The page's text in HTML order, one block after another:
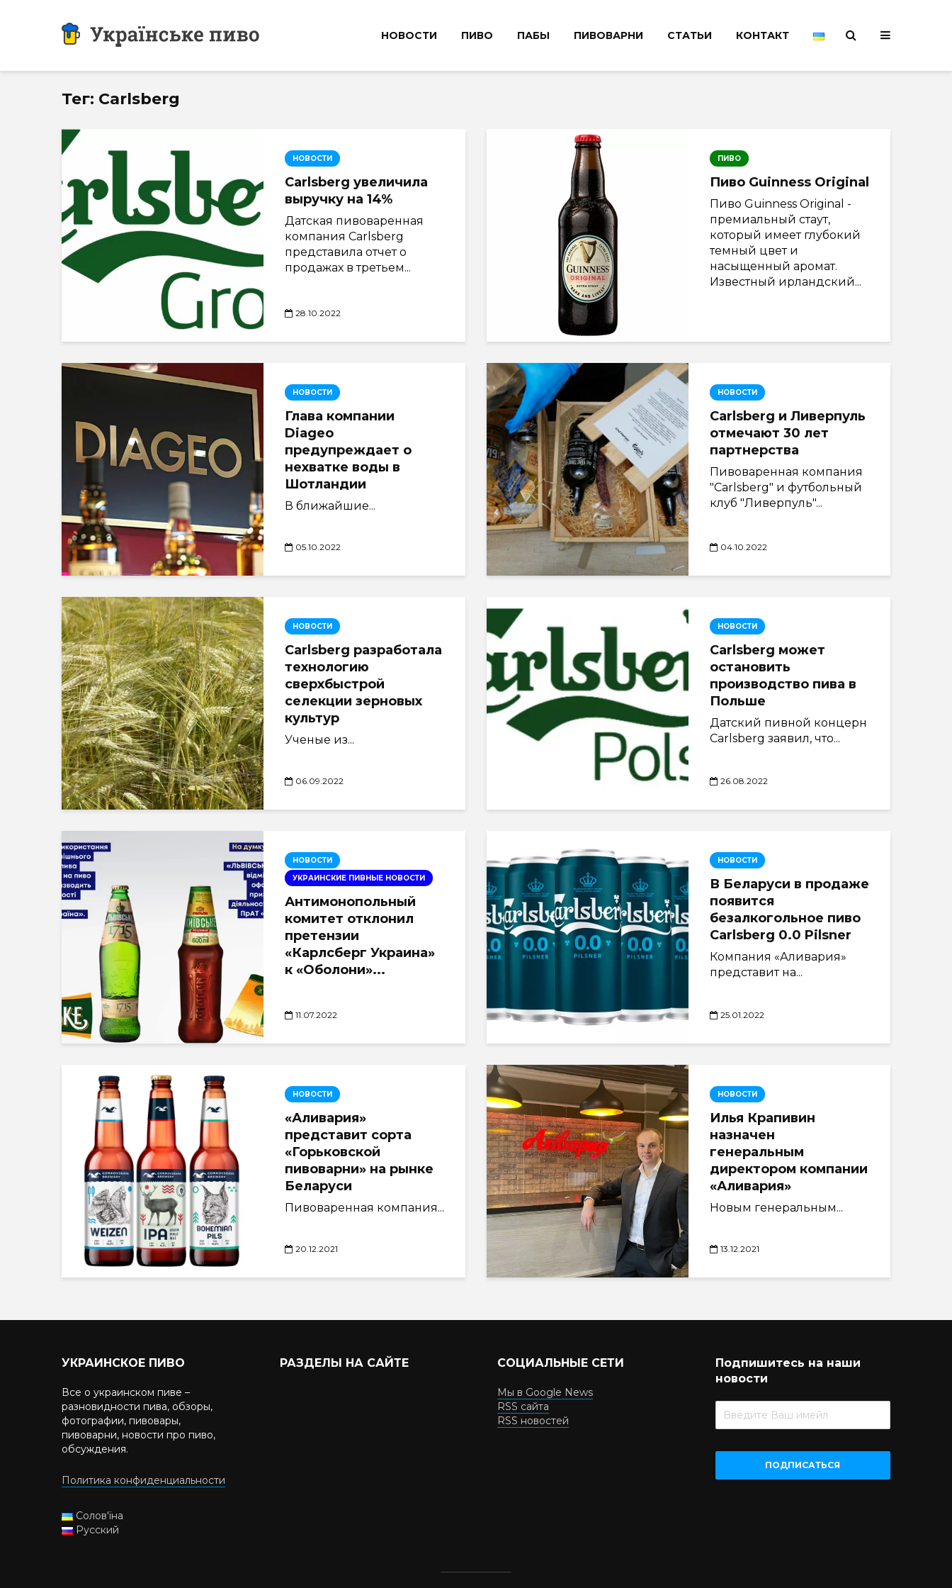
НОВОСТИ ПИВО ПАБЫ ПИВОВАРНИ СТАТЬИ КОНТАКТ
Тег: Carlsberg
НОВОСТИ
Carlsberg увеличила
выручку на 14%
Датская пивоваренная
компания Carlsberg
представила отчет о
продажах в третьем...
28.10.2022
ПИВО
Пиво Guinness Original
Пиво Guinness Original -
премиальный стаут,
который имеет глубокий
темный цвет и
насыщенный аромат.
Известный ирландский...
НОВОСТИ
Глава компании
Diageo
предупреждает о
нехватке воды в
Шотландии
В ближайшие...
05.10.2022
НОВОСТИ
Carlsberg и Ливерпуль
отмечают 30 лет
партнерства
Пивоваренная компания
"Carlsberg" и футбольный
клуб "Ливерпуль"...
04.10.2022
НОВОСТИ
Carlsberg разработала
технологию
сверхбыстрой
селекции зерновых
культур
Ученые из...
06.09.2022
НОВОСТИ
Carlsberg может
остановить
производство пива в
Польше
Датский пивной концерн
Carlsberg заявил, что...
26.08.2022
НОВОСТИ
УКРАИНСКИЕ ПИВНЫЕ НОВОСТИ
Антимонопольный
комитет отклонил
претензии
«Карлсберг Украина»
к «Оболони»...
11.07.2022
НОВОСТИ
В Беларуси в продаже
появится
безалкогольное пиво
Carlsberg 0.0 Pilsner
Компания «Аливария»
представит на...
25.01.2022
НОВОСТИ
«Аливария»
представит сорта
«Горьковской
пивоварни» на рынке
Беларуси
Пивоваренная компания...
20.12.2021
НОВОСТИ
Илья Крапивин
назначен
генеральным
директором компании
«Аливария»
Новым генеральным...
13.12.2021
УКРАИНСКОЕ ПИВО
Все о украинском пиве –
разновидности пива, обзоры,
фотографии, пивовары,
пивоварни, новости про пиво,
обсуждения.
Политика конфиденциальности
Солов'їна
Русский
РАЗДЕЛЫ НА САЙТЕ СОЦИАЛЬНЫЕ СЕТИ
Мы в Google News
RSS сайта
RSS новостей
Подпишитесь на наши
новости